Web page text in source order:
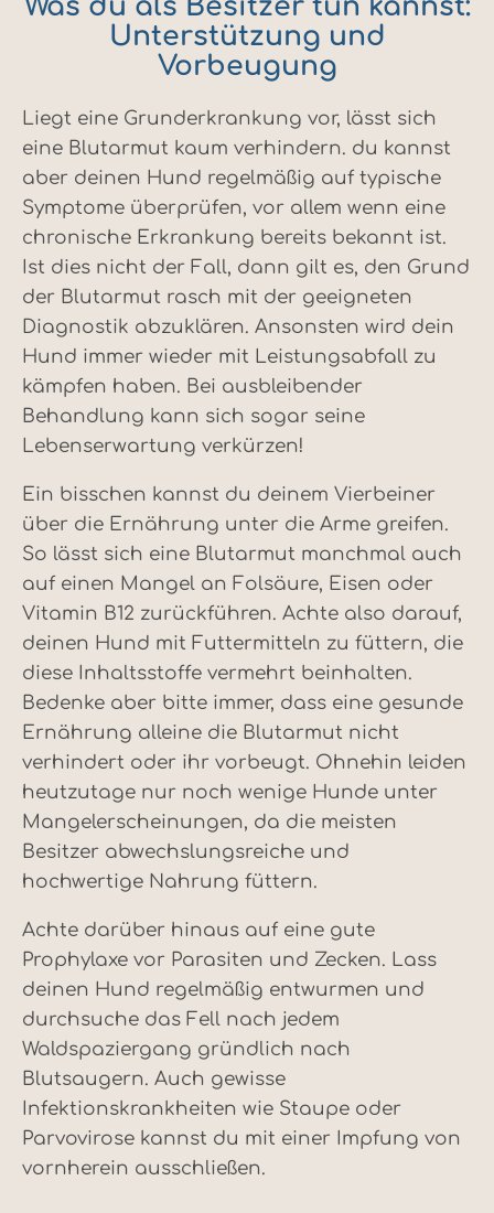
Unterstützung und
Vorbeugung
Liegt eine Grunderkrankung vor, lässt sich
eine Blutarmut kaum verhindern. du kannst
aber deinen Hund regelmäßig auf typische
Symptome überprüfen, vor allem wenn eine
chronische Erkrankung bereits bekannt ist.
Ist dies nicht der Fall, dann gilt es, den Grund
der Blutarmut rasch mit der geeigneten
Diagnostik abzuklären. Ansonsten wird dein
Hund immer wieder mit Leistungsabfall zu
kämpfen haben. Bei ausbleibender
Behandlung kann sich sogar seine
Lebenserwartung verkürzen!
Ein bisschen kannst du deinem Vierbeiner
über die Ernährung unter die Arme greifen.
So lässt sich eine Blutarmut manchmal auch
auf einen Mangel an Folsäure, Eisen oder
Vitamin B12 zurückführen. Achte also darauf,
deinen Hund mit Futtermitteln zu füttern, die
diese Inhaltsstoffe vermehrt beinhalten.
Bedenke aber bitte immer, dass eine gesunde
Ernährung alleine die Blutarmut nicht
verhindert oder ihr vorbeugt. Ohnehin leiden
heutzutage nur noch wenige Hunde unter
Mangelerscheinungen, da die meisten
Besitzer abwechslungsreiche und
hochwertige Nahrung füttern.
Achte darüber hinaus auf eine gute
Prophylaxe vor Parasiten und Zecken. Lass
deinen Hund regelmäßig entwurmen und
durchsuche das Fell nach jedem
Waldspaziergang gründlich nach
Blutsaugern. Auch gewisse
Infektionskrankheiten wie Staupe oder
Parvovirose kannst du mit einer Impfung von
vornherein ausschließen.